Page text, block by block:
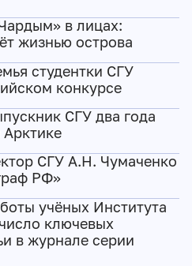
в лицах:
жизнью острова
студентки СГУ
конкурсе
СГУ два года
СГУ А.Н. Чумаченко
РФ»
учёных Института
ключевых
в журнале серии